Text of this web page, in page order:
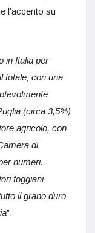
l’accento su
in Italia per
totale; con una
(circa 3,5%)
agricolo, con
di
numeri.
foggiani
il grano duro
”.